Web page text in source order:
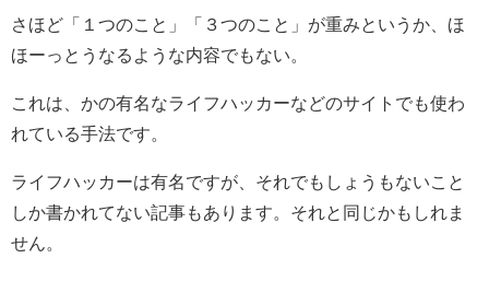
さほど「１つのこと」「３つのこと」が重みというか、ほ
ほーっとうなるような内容でもない。
これは、かの有名なライフハッカーなどのサイトでも使わ
れている手法です。
ライフハッカーは有名ですが、それでもしょうもないこと
しか書かれてない記事もあります。それと同じかもしれま
せん。